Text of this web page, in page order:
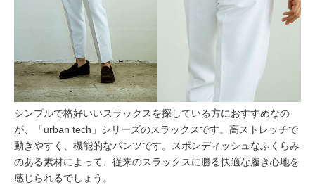
シンプルで格好いいスラックスを探している方におすすめなの
が、「urban tech」シリーズのスラックスです。高ストレッチで
動きやすく、機能的なパンツです。スポンディッシュなふくらみ
のある素材によって、従来のスラックスに勝る快適な履き心地を
感じられるでしょう。